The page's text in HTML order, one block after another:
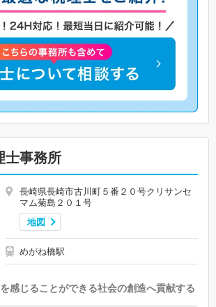
士事務所
長崎県長崎市古川町５番２０号クリサンセ
マム菊島２０１号
地図
めがね橋駅
感じることができる社会の創造へ貢献する